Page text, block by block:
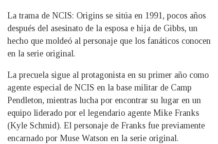
La trama de NCIS: Origins se sitúa en 1991, pocos años
después del asesinato de la esposa e hija de Gibbs, un
hecho que moldeó al personaje que los fanáticos conocen
en la serie original.
La precuela sigue al protagonista en su primer año como
agente especial de NCIS en la base militar de Camp
Pendleton, mientras lucha por encontrar su lugar en un
equipo liderado por el legendario agente Mike Franks
(Kyle Schmid). El personaje de Franks fue previamente
encarnado por Muse Watson en la serie original.